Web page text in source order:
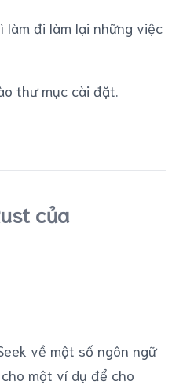
làm đi làm lại những việc
thư mục cài đặt.
của
về một số ngôn ngữ
một ví dụ để cho